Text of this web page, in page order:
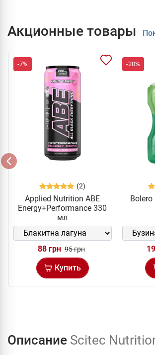
Акционные товары
-7%
(2)
Applied Nutrition ABE
Energy+Performance 330
мл
88 грн 95 грн
Купить
-20%
Описание Scitec